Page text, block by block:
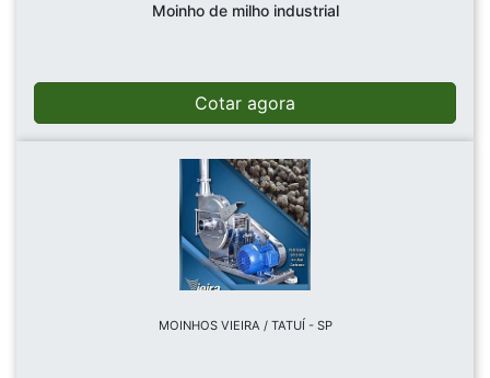
Moinho de milho industrial
Cotar agora
MOINHOS VIEIRA / TATUÍ - SP